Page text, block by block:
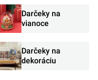
Darčeky na
vianoce
Darčeky na
dekoráciu